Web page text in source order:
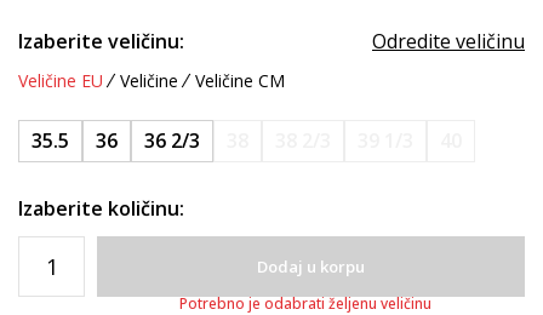
Izaberite veličinu: Odredite veličinu
Veličine EU Veličine Veličine CM
35.5 36 36 2/3
Izaberite količinu:
Dodaj u korpu
Potrebno je odabrati željenu veličinu